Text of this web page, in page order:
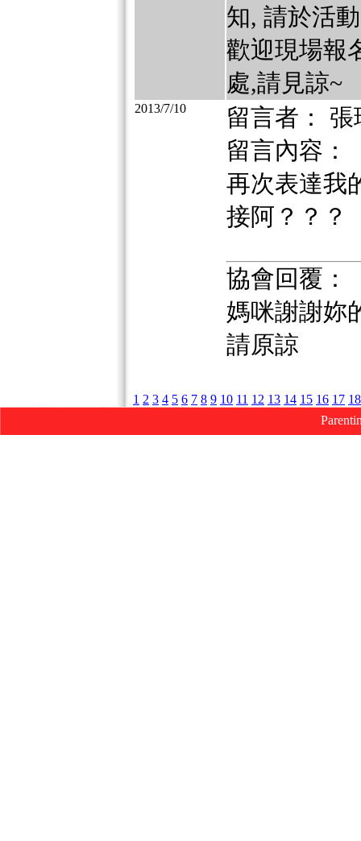
知, 請於活
歡迎現場報
處,請見諒~
2013/7/10
留言者： 張
留言內容：
再次表達我
接阿？？？
協會回覆：
媽咪謝謝妳
請原諒
1 2 3 4 5 6 7 8 9 10 11 12 13 14 15 16 17 18